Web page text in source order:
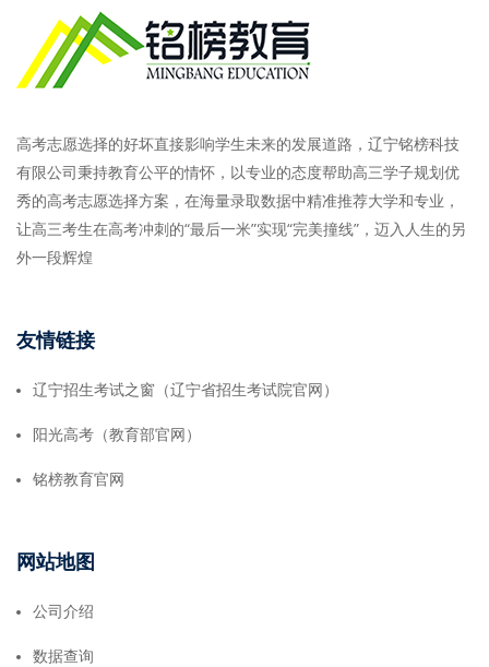
高考志愿选择的好坏直接影响学生未来的发展道路，辽宁铭榜科技
有限公司秉持教育公平的情怀，以专业的态度帮助高三学子规划优
秀的高考志愿选择方案，在海量录取数据中精准推荐大学和专业，
让高三考生在高考冲刺的“最后一米”实现“完美撞线”，迈入人生的另
外一段辉煌
友情链接
辽宁招生考试之窗（辽宁省招生考试院官网）
阳光高考（教育部官网）
铭榜教育官网
网站地图
公司介绍
数据查询